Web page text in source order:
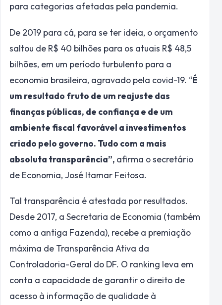
para categorias afetadas pela pandemia.
De 2019 para cá, para se ter ideia, o orçamento
saltou de R$ 40 bilhões para os atuais R$ 48,5
bilhões, em um período turbulento para a
economia brasileira, agravado pela covid-19. “É
um resultado fruto de um reajuste das
finanças públicas, de confiança e de um
ambiente fiscal favorável a investimentos
criado pelo governo. Tudo com a mais
absoluta transparência”, afirma o secretário
de Economia, José Itamar Feitosa.
Tal transparência é atestada por resultados.
Desde 2017, a Secretaria de Economia (também
como a antiga Fazenda), recebe a premiação
máxima de Transparência Ativa da
Controladoria-Geral do DF. O ranking leva em
conta a capacidade de garantir o direito de
acesso à informação de qualidade à